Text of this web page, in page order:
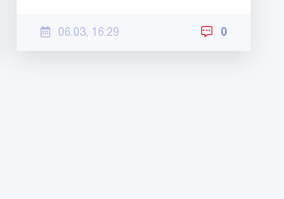
06.03, 16:29 0